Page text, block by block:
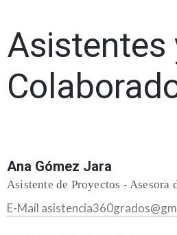
Asistentes
Ana Gómez Jara
Asistente de Proyectos - Asesora
E-Mail